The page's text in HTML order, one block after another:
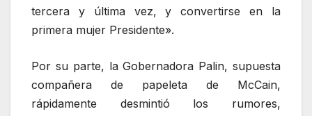
tercera y última vez, y convertirse en la
primera mujer Presidente».
Por su parte, la Gobernadora Palin, supuesta
compañera de papeleta de McCain,
rápidamente desmintió los rumores,